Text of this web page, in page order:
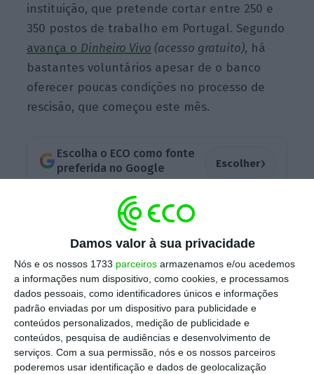
Damos valor à sua privacidade
Nós e os nossos 1733 parceiros armazenamos e/ou acedemos
a informações num dispositivo, como cookies, e processamos
dados pessoais, como identificadores únicos e informações
padrão enviadas por um dispositivo para publicidade e
conteúdos personalizados, medição de publicidade e
conteúdos, pesquisa de audiências e desenvolvimento de
serviços. Com a sua permissão, nós e os nossos parceiros
poderemos usar identificação e dados de geolocalização
instituição, que pretende cortar entre 250 e
350 postos de trabalho em Portugal. Segundo
avança o Dinheiro Vivo (acesso gratuito), há
bastantes voluntários apesar de o banco
oferecer poucas condições no processo de
rescisão, que começou este mês.
Escolha o ECO como fonte
preferida no Google
Escolher›
Da redução que pretende fazer de entre 250
e 350 postos de trabalho, o banco de
transição que saiu da resolução do BES
procura recorrer principalmente às reformas
antecipadas. Sessenta balcões do Novo
Banco vão encerrar neste processo.
Segundo o Dinheiro Vivo, os trabalhadores